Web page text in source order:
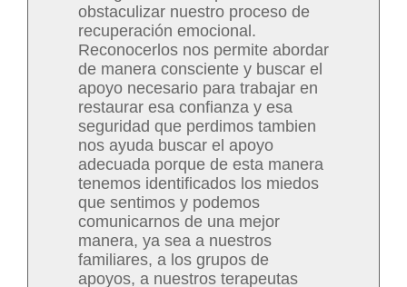
obstaculizar nuestro proceso de
recuperación emocional.
Reconocerlos nos permite abordar
de manera consciente y buscar el
apoyo necesario para trabajar en
restaurar esa confianza y esa
seguridad que perdimos tambien
nos ayuda buscar el apoyo
adecuada porque de esta manera
tenemos identificados los miedos
que sentimos y podemos
comunicarnos de una mejor
manera, ya sea a nuestros
familiares, a los grupos de
apoyos, a nuestros terapeutas